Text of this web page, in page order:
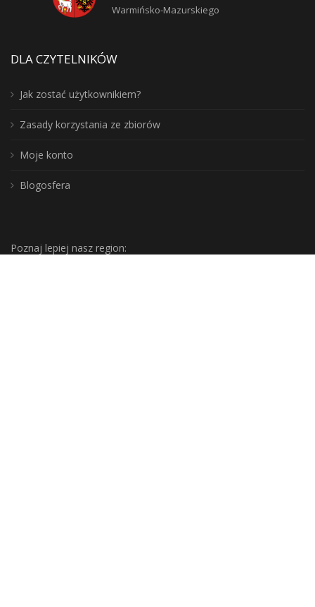
Warmińsko-Mazurskiego
DLA CZYTELNIKÓW
Jak zostać użytkownikiem?
Zasady korzystania ze zbiorów
Moje konto
Blogosfera
Poznaj lepiej nasz region: